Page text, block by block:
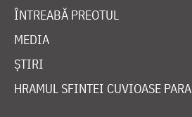
ÎNTREABĂ PREOTUL
MEDIA
ȘTIRI
HRAMUL SFINTEI CUVIOASE